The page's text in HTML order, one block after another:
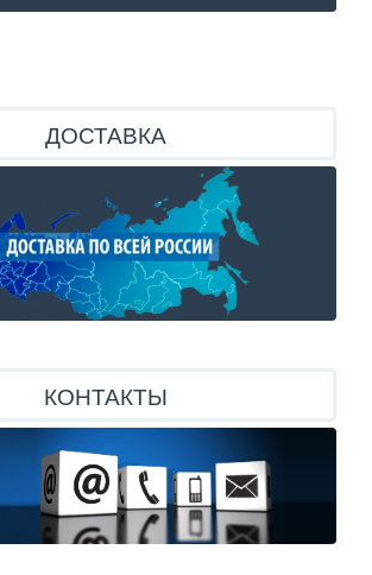
ДОСТАВКА
КОНТАКТЫ